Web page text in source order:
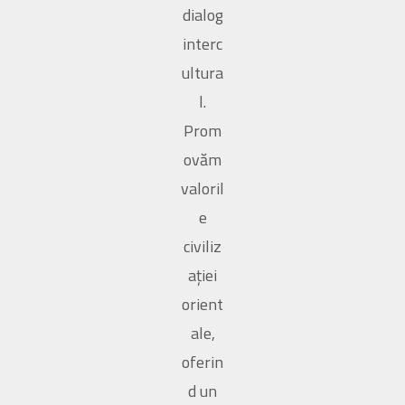
dialog
interc
ultura
l.
Prom
ovăm
valoril
e
civiliz
ației
orient
ale,
oferin
d un